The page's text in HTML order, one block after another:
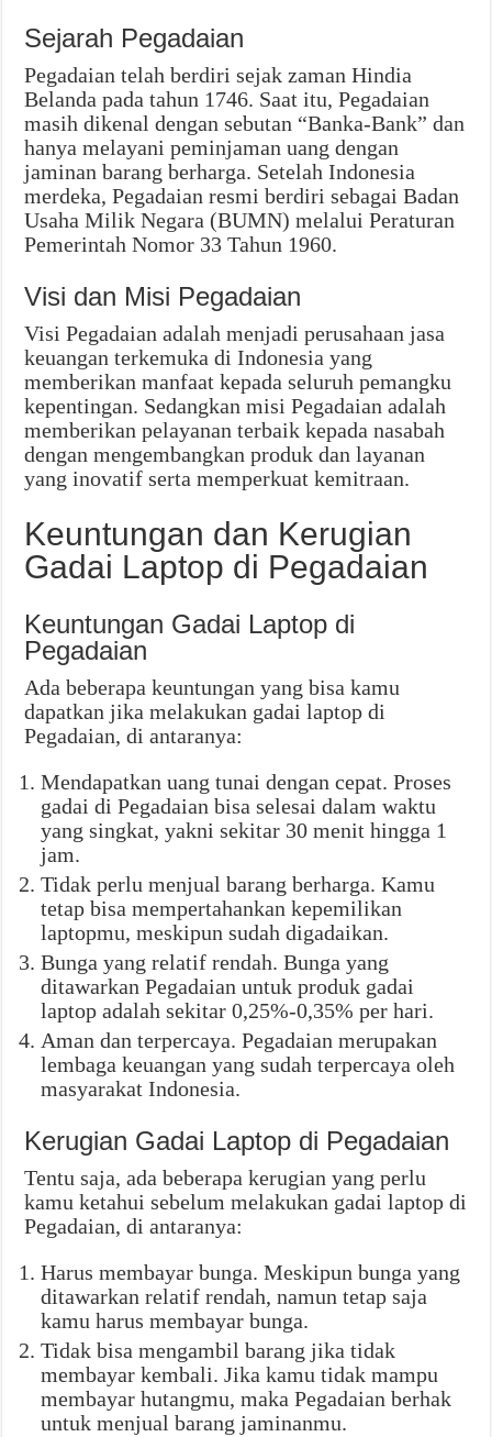
Sejarah Pegadaian
Pegadaian telah berdiri sejak zaman Hindia
Belanda pada tahun 1746. Saat itu, Pegadaian
masih dikenal dengan sebutan “Banka-Bank” dan
hanya melayani peminjaman uang dengan
jaminan barang berharga. Setelah Indonesia
merdeka, Pegadaian resmi berdiri sebagai Badan
Usaha Milik Negara (BUMN) melalui Peraturan
Pemerintah Nomor 33 Tahun 1960.
Visi dan Misi Pegadaian
Visi Pegadaian adalah menjadi perusahaan jasa
keuangan terkemuka di Indonesia yang
memberikan manfaat kepada seluruh pemangku
kepentingan. Sedangkan misi Pegadaian adalah
memberikan pelayanan terbaik kepada nasabah
dengan mengembangkan produk dan layanan
yang inovatif serta memperkuat kemitraan.
Keuntungan dan Kerugian
Gadai Laptop di Pegadaian
Keuntungan Gadai Laptop di
Pegadaian
Ada beberapa keuntungan yang bisa kamu
dapatkan jika melakukan gadai laptop di
Pegadaian, di antaranya:
Mendapatkan uang tunai dengan cepat. Proses
gadai di Pegadaian bisa selesai dalam waktu
yang singkat, yakni sekitar 30 menit hingga 1
jam.
Tidak perlu menjual barang berharga. Kamu
tetap bisa mempertahankan kepemilikan
laptopmu, meskipun sudah digadaikan.
Bunga yang relatif rendah. Bunga yang
ditawarkan Pegadaian untuk produk gadai
laptop adalah sekitar 0,25%-0,35% per hari.
Aman dan terpercaya. Pegadaian merupakan
lembaga keuangan yang sudah terpercaya oleh
masyarakat Indonesia.
Kerugian Gadai Laptop di Pegadaian
Tentu saja, ada beberapa kerugian yang perlu
kamu ketahui sebelum melakukan gadai laptop di
Pegadaian, di antaranya:
Harus membayar bunga. Meskipun bunga yang
ditawarkan relatif rendah, namun tetap saja
kamu harus membayar bunga.
Tidak bisa mengambil barang jika tidak
membayar kembali. Jika kamu tidak mampu
membayar hutangmu, maka Pegadaian berhak
untuk menjual barang jaminanmu.